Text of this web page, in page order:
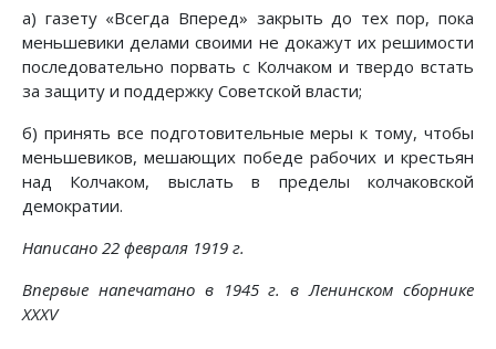
а) газету «Всегда Вперед» закрыть до тех пор, пока
меньшевики делами своими не докажут их решимости
последовательно порвать с Колчаком и твердо встать
за защиту и поддержку Советской власти;
б) принять все подготовительные меры к тому, чтобы
меньшевиков, мешающих победе рабочих и крестьян
над Колчаком, выслать в пределы колчаковской
демократии.
Написано 22 февраля 1919 г.
Впервые напечатано в 1945 г. в Ленинском сборнике
XXXV